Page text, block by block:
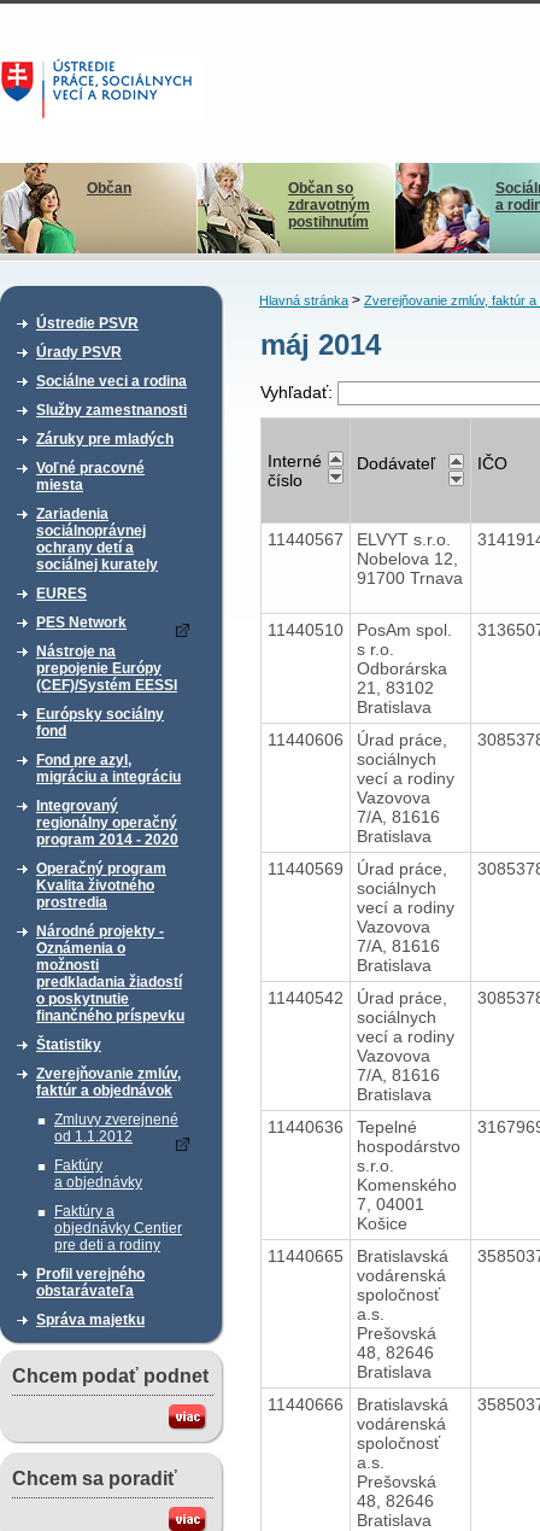
Občan
Občan so
zdravotným
postihnutím
a
Ústredie PSVR
Úrady PSVR
Sociálne veci a rodina
Služby zamestnanosti
Záruky pre mladých
Voľné pracovné
miesta
Zariadenia
sociálnoprávnej
ochrany detí a
sociálnej kurately
EURES
PES Network
Nástroje na
prepojenie Európy
(CEF)/Systém EESSI
Európsky sociálny
fond
Fond pre azyl,
migráciu a integráciu
Integrovaný
regionálny operačný
program 2014 - 2020
Operačný program
Kvalita životného
prostredia
Národné projekty -
Oznámenia o
možnosti
predkladania žiadostí
o poskytnutie
finančného príspevku
Štatistiky
Zverejňovanie zmlúv,
faktúr a objednávok
Zmluvy zverejnené
od 1.1.2012
Faktúry
a objednávky
Faktúry a
objednávky Centier
pre deti a rodiny
Profil verejného
obstarávateľa
Správa majetku
Chcem podať podnet
Chcem sa poradiť
Hlavná stránka> Zverejňovanie zmlúv, faktúr a
máj 2014
Vyhľadať:
Interné
číslo
Dodávateľ IČO
11440567
ELVYT s.r.o.
Nobelova 12,
91700 Trnava
11440510
PosAm spol.
s r.o.
Odborárska
21, 83102
Bratislava
11440606
Úrad práce,
sociálnych
vecí a rodiny
Vazovova
7/A, 81616
Bratislava
11440569
Úrad práce,
sociálnych
vecí a rodiny
Vazovova
7/A, 81616
Bratislava
11440542
Úrad práce,
sociálnych
vecí a rodiny
Vazovova
7/A, 81616
Bratislava
11440636
Tepelné
hospodárstvo
s.r.o.
Komenského
7, 04001
Košice
11440665
Bratislavská
vodárenská
spoločnosť
a.s.
Prešovská
48, 82646
Bratislava
11440666
Bratislavská
vodárenská
spoločnosť
a.s.
Prešovská
48, 82646
Bratislava